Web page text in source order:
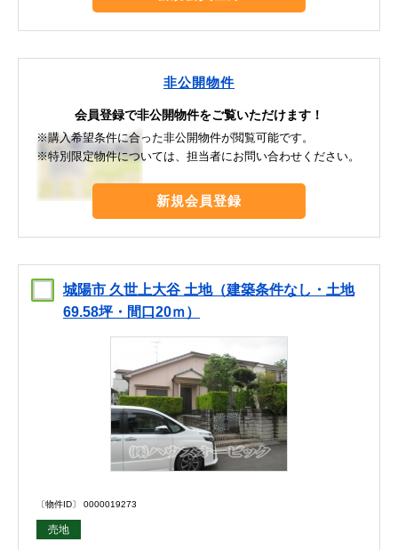
非公開物件
会員登録で非公開物件をご覧いただけます！
※購入希望条件に合った非公開物件が閲覧可能です。
※特別限定物件については、担当者にお問い合わせください。
新規会員登録
城陽市 久世上大谷 土地（建築条件なし・土地
69.58坪・間口20ｍ）
〔物件ID〕 0000019273
売地